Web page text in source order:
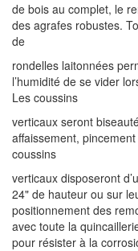
de bois au complet, le
des agrafes robustes.
de
rondelles laitonnées
l’humidité de se vider
Les coussins
verticaux seront
affaissement,
coussins
verticaux disposeront
24" de hauteur ou sur
positionnement des
avec toute la
pour résister à la